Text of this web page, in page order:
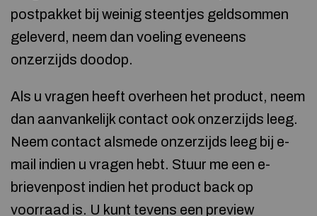
postpakket bij weinig steentjes geldsommen
geleverd, neem dan voeling eveneens
onzerzijds doodop.
Als u vragen heeft overheen het product, neem
dan aanvankelijk contact ook onzerzijds leeg.
Neem contact alsmede onzerzijds leeg bij e-
mail indien u vragen hebt. Stuur me een e-
brievenpost indien het product back op
voorraad is. U kunt tevens een preview